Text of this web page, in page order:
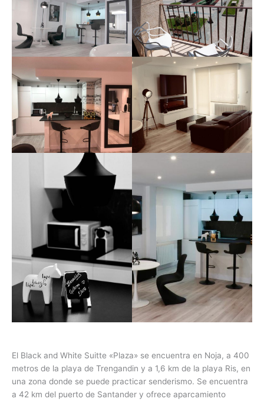
El Black and White Suitte «Plaza» se encuentra en Noja, a 400
metros de la playa de Trengandin y a 1,6 km de la playa Ris, en
una zona donde se puede practicar senderismo. Se encuentra
a 42 km del puerto de Santander y ofrece aparcamiento